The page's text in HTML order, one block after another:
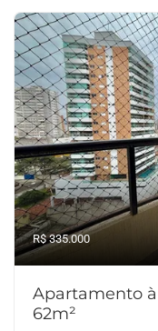
R$ 335.000
Apartamento
62m²